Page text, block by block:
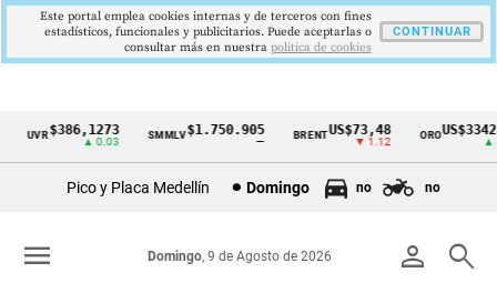
Cintillo
Colombia
UVR$386,1273
▲ 0.03
SMMLV$1.750.905 BRENTUS$73,48
▼ 1.12
ORO
▲
Pico y Placa Medellín Domingo no no
person search
Domingo, 9 de Agosto de 2026
menu
Este portal emplea cookies internas y de terceros con fines
estadísticos, funcionales y publicitarios. Puede aceptarlas o
consultar más en nuestra politica de cookies
CONTINUAR